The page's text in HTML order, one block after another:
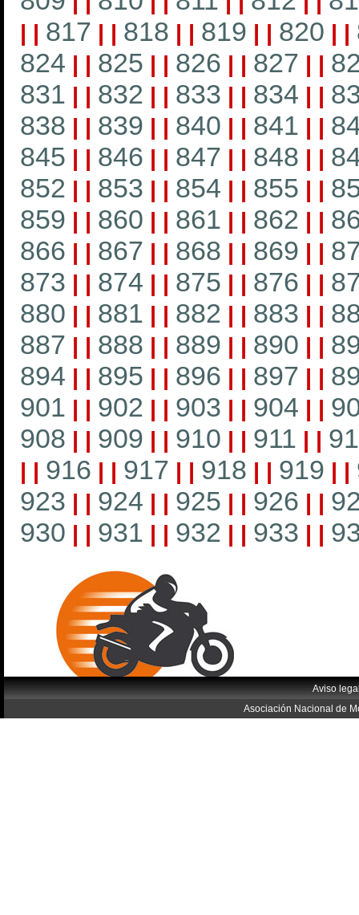
| | 817 | | 818 | | 819 | | 820 | |
824 | | 825 | | 826 | | 827 | |
831 | | 832 | | 833 | | 834 | |
838 | | 839 | | 840 | | 841 | |
845 | | 846 | | 847 | | 848 | |
852 | | 853 | | 854 | | 855 | |
859 | | 860 | | 861 | | 862 | |
866 | | 867 | | 868 | | 869 | |
873 | | 874 | | 875 | | 876 | |
880 | | 881 | | 882 | | 883 | |
887 | | 888 | | 889 | | 890 | |
894 | | 895 | | 896 | | 897 | |
901 | | 902 | | 903 | | 904 | |
908 | | 909 | | 910 | | 911 | |
| | 916 | | 917 | | 918 | | 919 | |
923 | | 924 | | 925 | | 926 | |
930 | | 931 | | 932 | | 933 | |
Aviso
Asociación Nacional de